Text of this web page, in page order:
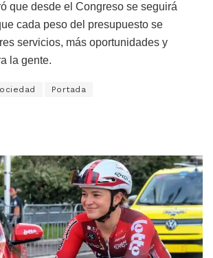
que desde el Congreso se seguirá
cada peso del presupuesto se
servicios, más oportunidades y
la gente.
Portada